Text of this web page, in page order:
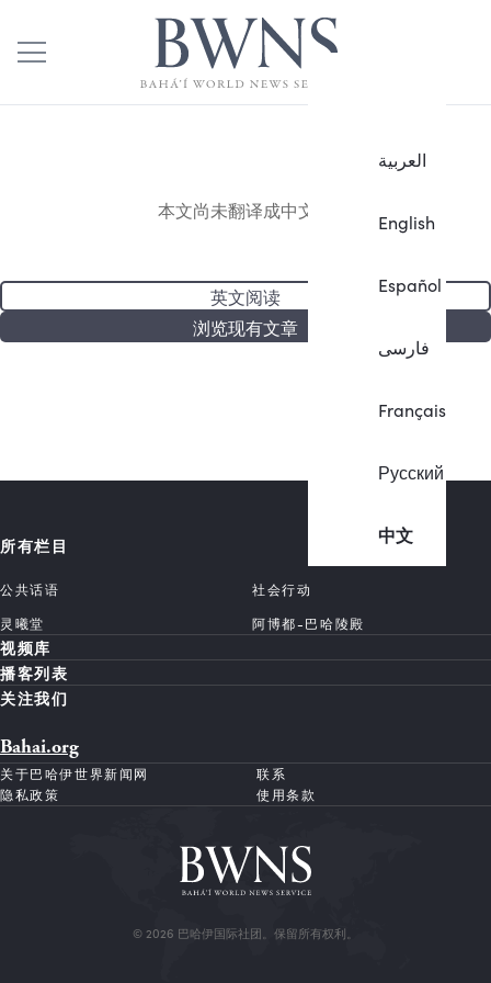
العربية
English
Español
فارسی
Français
Русский
中文
本文尚未翻译成中文。
英文阅读
浏览现有文章
所有栏目
公共话语
社会行动
灵曦堂
阿博都-巴哈陵殿
视频库
播客列表
关注我们
Bahai.org
关于巴哈伊世界新闻网
联系
隐私政策
使用条款
© 2026 巴哈伊国际社团。保留所有权利。